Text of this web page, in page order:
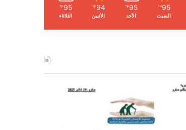
95
℉
السبت
95
℉
الأحد
94
℉
الأثنين
95
℉
الثلاثاء